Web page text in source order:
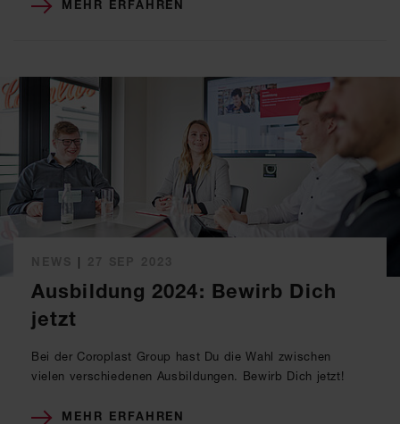
MEHR ERFAHREN
|
Ausbildung 2024: Bewirb Dich
jetzt
Bei der Coroplast Group hast Du die Wahl zwischen
vielen verschiedenen Ausbildungen. Bewirb Dich jetzt!
MEHR ERFAHREN